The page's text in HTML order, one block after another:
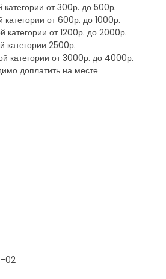
от 300р. до 500р.
от 600р. до 1000р.
категории от 1200р. до 2000р.
категории 2500р.
категории от 3000р. до 4000р.
доплатить на месте
02